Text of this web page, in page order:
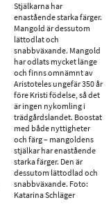
Stjälkarna har
enastående starka färger.
Mangold är dessutom
lättodlat och
snabbväxande. Mangold
har odlats mycket länge
och finns omnämnt av
Aristoteles ungefär 350 år
före Kristi födelse, så det
är ingen nykomling i
trädgårdslandet. Boostat
med både nyttigheter
och färg – mangoldens
stjälkar har enastående
starka färger. Den är
dessutom lättodlad och
snabbväxande. Foto:
Katarina Schläger